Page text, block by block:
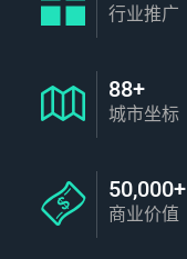
行业推广
88+
城市坐标
50,000+
商业价值